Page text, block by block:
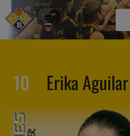
10 Erika